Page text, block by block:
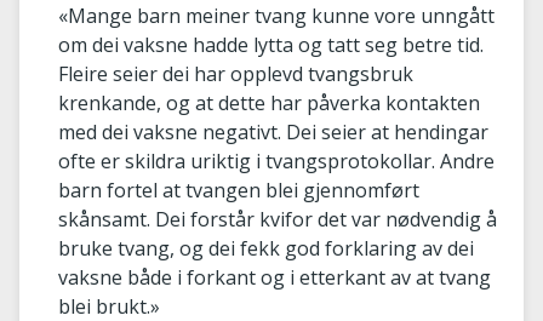
«Mange barn meiner tvang kunne vore unngått
om dei vaksne hadde lytta og tatt seg betre tid.
Fleire seier dei har opplevd tvangsbruk
krenkande, og at dette har påverka kontakten
med dei vaksne negativt. Dei seier at hendingar
ofte er skildra uriktig i tvangsprotokollar. Andre
barn fortel at tvangen blei gjennomført
skånsamt. Dei forstår kvifor det var nødvendig å
bruke tvang, og dei fekk god forklaring av dei
vaksne både i forkant og i etterkant av at tvang
blei brukt.»